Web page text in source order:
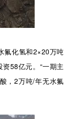
氟化氢和2×20万吨
58亿元。“一期主
，2万吨/年无水氟